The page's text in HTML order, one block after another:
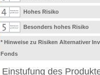
Hohes Risiko
Besonders hohes Risiko
* Hinweise zu Risiken Alternativer
Fonds
Einstufung des